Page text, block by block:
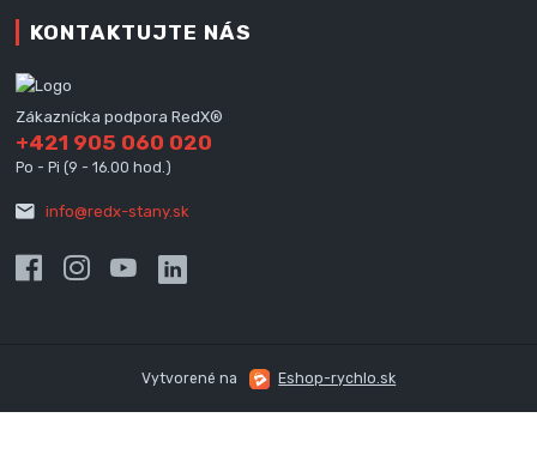
KONTAKTUJTE NÁS
Zákaznícka podpora RedX®
+421 905 060 020
Po - Pi (9 - 16.00 hod.)
info@redx-stany.sk
Vytvorené na Eshop-rychlo.sk